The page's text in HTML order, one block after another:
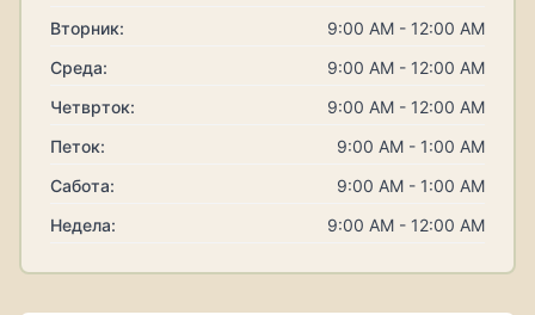
Вторник:
9:00 AM - 12:00 AM
Среда:
9:00 AM - 12:00 AM
Четврток:
9:00 AM - 12:00 AM
Петок:
9:00 AM - 1:00 AM
Сабота:
9:00 AM - 1:00 AM
Недела:
9:00 AM - 12:00 AM